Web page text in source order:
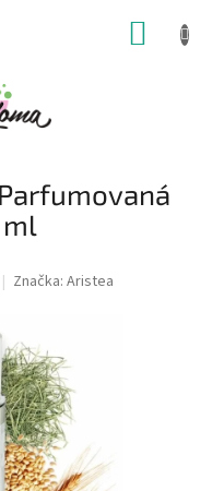
ml
Značka: Aristea